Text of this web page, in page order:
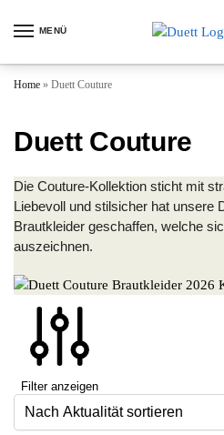
MENÜ
Home » Duett Couture
Duett Couture
Die Couture-Kollektion sticht mit
Liebevoll und stilsicher hat unsere
Brautkleider geschaffen, welche
auszeichnen.
Filter anzeigen